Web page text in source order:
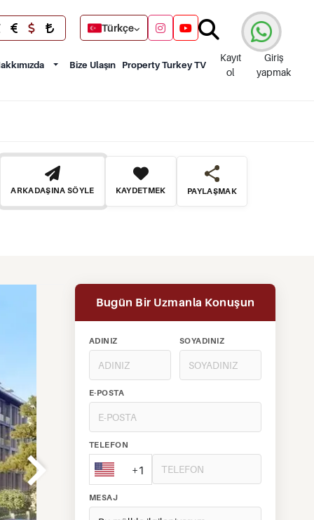
Türkçe
Bize Ulaşın Property Turkey TV
Kayıt
ol
Giriş
yapmak
ARKADAŞINA SÖYLE KAYDETMEK PAYLAŞMAK
Bugün Bir Uzmanla Konuşun
ADINIZ SOYADINIZ
E-POSTA
TELEFON
+1
MESAJ